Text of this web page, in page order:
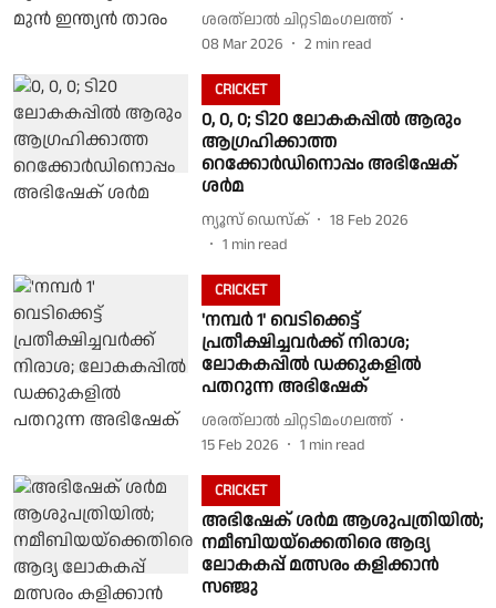
ശരത്‌ലാൽ ചിറ്റടിമംഗലത്ത്
08 Mar 2026
2 min read
CRICKET
0, 0, 0; ടി20 ലോകകപ്പില്‍ ആരും
ആഗ്രഹിക്കാത്ത
റെക്കോര്‍ഡിനൊപ്പം അഭിഷേക്
ശര്‍മ
ന്യൂസ് ഡെസ്ക്
18 Feb 2026
1 min read
CRICKET
'നമ്പർ 1' വെടിക്കെട്ട്
പ്രതീക്ഷിച്ചവർക്ക് നിരാശ;
ലോകകപ്പിൽ ഡക്കുകളിൽ
പതറുന്ന അഭിഷേക്
ശരത്‌ലാൽ ചിറ്റടിമംഗലത്ത്
15 Feb 2026
1 min read
CRICKET
അഭിഷേക് ശർമ ആശുപത്രിയിൽ;
നമീബിയയ്‌ക്കെതിരെ ആദ്യ
ലോകകപ്പ് മത്സരം കളിക്കാൻ
സഞ്ജു